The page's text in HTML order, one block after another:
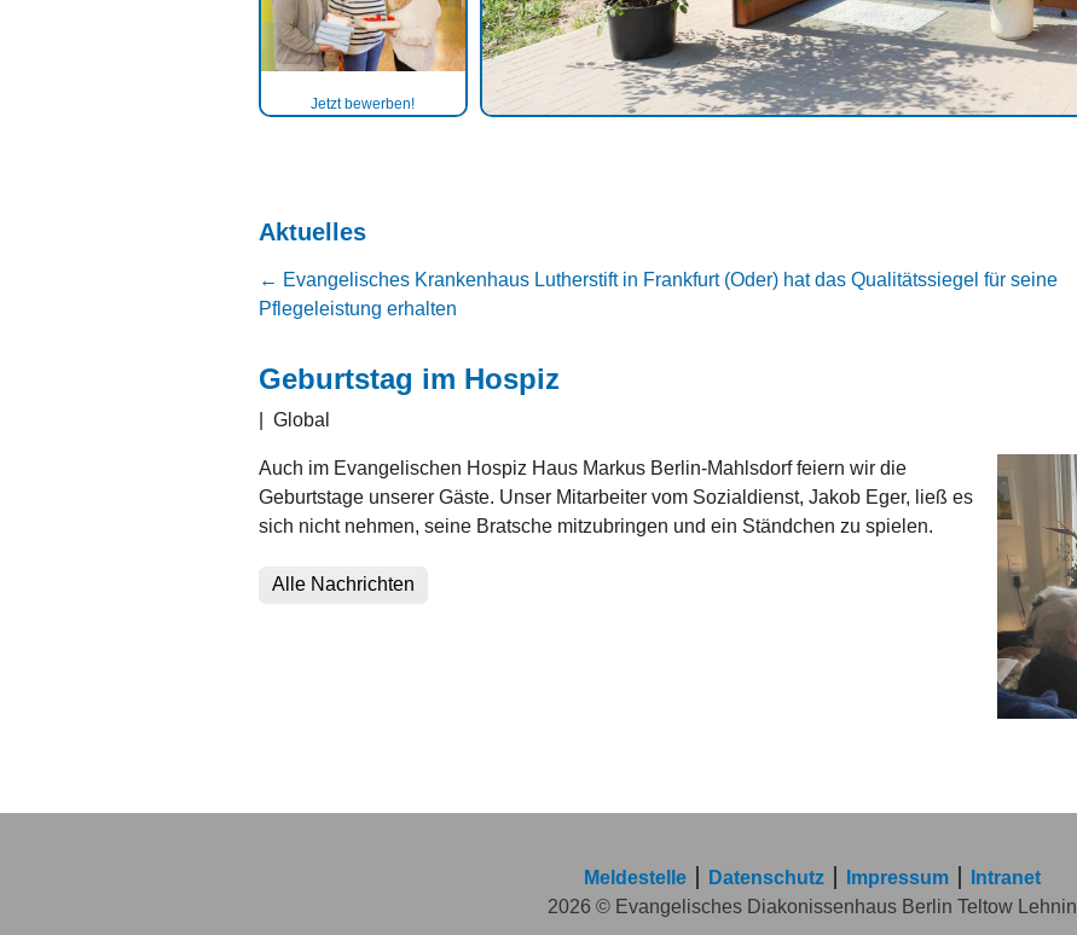
Jetzt bewerben!
Aktuelles
← Evangelisches Krankenhaus Lutherstift in Frankfurt (Oder) hat das Qualitätssiegel für seine
Pflegeleistung erhalten
Geburtstag im Hospiz
Global
Auch im Evangelischen Hospiz Haus Markus Berlin-Mahlsdorf feiern wir die
Geburtstage unserer Gäste. Unser Mitarbeiter vom Sozialdienst, Jakob Eger, ließ es
sich nicht nehmen, seine Bratsche mitzubringen und ein Ständchen zu spielen.
Alle Nachrichten
Meldestelle Datenschutz Impressum
Intranet
2026 © Evangelisches Diakonissenhaus Berlin Teltow Lehnin